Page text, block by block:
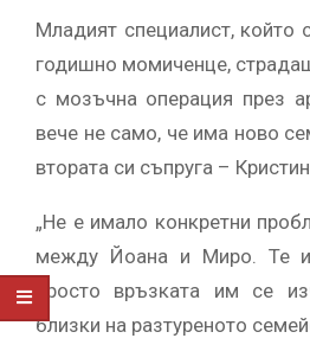
Младият специалист, който
годишно момиченце,
с мозъчна операция през
вече не само, че има ново
втората си съпруга –
„Не е имало конкретни
между Йоана и Миро. Те и
просто връзката им се
близки на разтуреното